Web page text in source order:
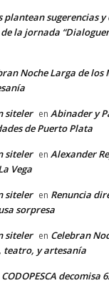
plantean sugerencias y
la jornada
Noche Larga de los
siteler en Abinader y
de Puerto Plata
siteler en Alexander
Vega
siteler en Renuncia
sorpresa
siteler en Celebran
teatro, y artesanía
CODOPESCA decomisa